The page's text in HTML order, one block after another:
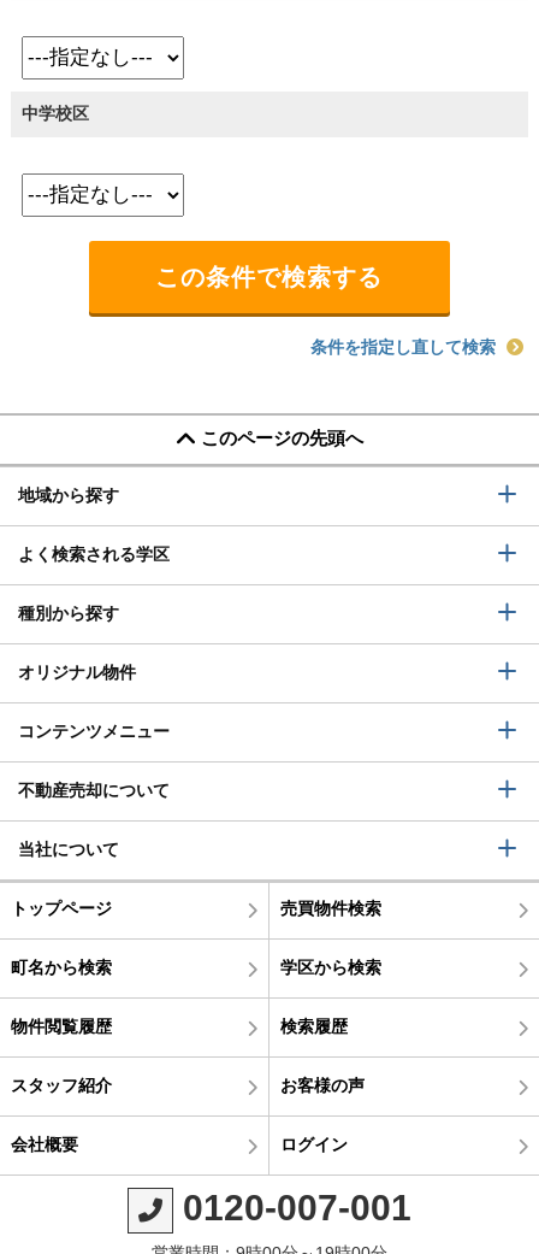
中学校区
条件を指定し直して検索
このページの先頭へ
地域から探す
よく検索される学区
種別から探す
オリジナル物件
コンテンツメニュー
不動産売却について
当社について
トップページ 売買物件検索
町名から検索 学区から検索
物件閲覧履歴 検索履歴
スタッフ紹介 お客様の声
会社概要 ログイン
0120-007-001